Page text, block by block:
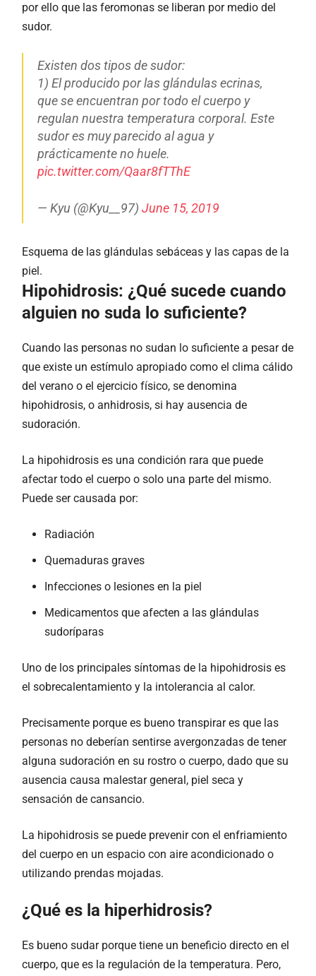
por ello que las feromonas se liberan por medio del
sudor.
Existen dos tipos de sudor:
1) El producido por las glándulas ecrinas,
que se encuentran por todo el cuerpo y
regulan nuestra temperatura corporal. Este
sudor es muy parecido al agua y
prácticamente no huele.
pic.twitter.com/Qaar8fTThE
— Kyu (@Kyu__97)June 15, 2019
Esquema de las glándulas sebáceas y las capas de la
piel.
Hipohidrosis: ¿Qué sucede cuando
alguien no suda lo suficiente?
Cuando las personas no sudan lo suficiente a pesar de
que existe un estímulo apropiado como el clima cálido
del verano o el ejercicio físico, se denomina
hipohidrosis, o anhidrosis, si hay ausencia de
sudoración.
La hipohidrosis es una condición rara que puede
afectar todo el cuerpo o solo una parte del mismo.
Puede ser causada por:
Radiación
Quemaduras graves
Infecciones o lesiones en la piel
Medicamentos que afecten a las glándulas
sudoríparas
Uno de los principales síntomas de la hipohidrosis es
el sobrecalentamiento y la intolerancia al calor.
Precisamente porque es bueno transpirar es que las
personas no deberían sentirse avergonzadas de tener
alguna sudoración en su rostro o cuerpo, dado que su
ausencia causa malestar general, piel seca y
sensación de cansancio.
La hipohidrosis se puede prevenir con el enfriamiento
del cuerpo en un espacio con aire acondicionado o
utilizando prendas mojadas.
¿Qué es la hiperhidrosis?
Es bueno sudar porque tiene un beneficio directo en el
cuerpo, que es la regulación de la temperatura. Pero,